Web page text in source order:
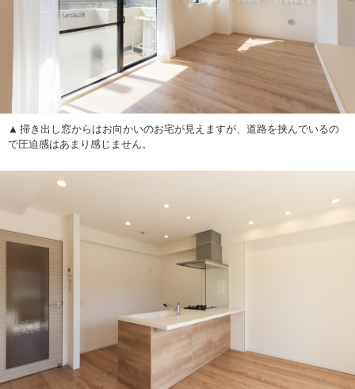
掃き出し窓からはお向かいのお宅が見えますが、道路を挟んでいるの
で圧迫感はあまり感じません。